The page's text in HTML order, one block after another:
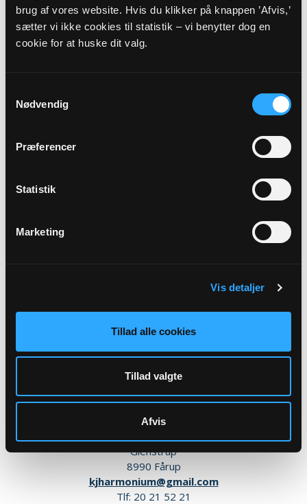
brug af vores website. Hvis du klikker på knappen ’Afvis,’
sætter vi ikke cookies til statistik – vi benytter dog en
cookie for at huske dit valg.
Nødvendig
Præferencer
Statistik
Marketing
Vis detaljer
Tillad alle cookies
Tillad valgte
Afvis
Sekretær, Formand for valgbestyrelsen
Menigt medlem
Knud Tage Jønsson
Glenstrup
8990 Fårup
kjharmonium@gmail.com
Tlf: 20 21 52 21